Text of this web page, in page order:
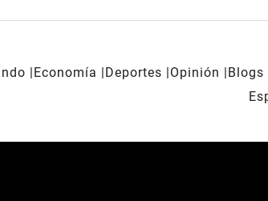
Economía Deportes Opinión Blogs